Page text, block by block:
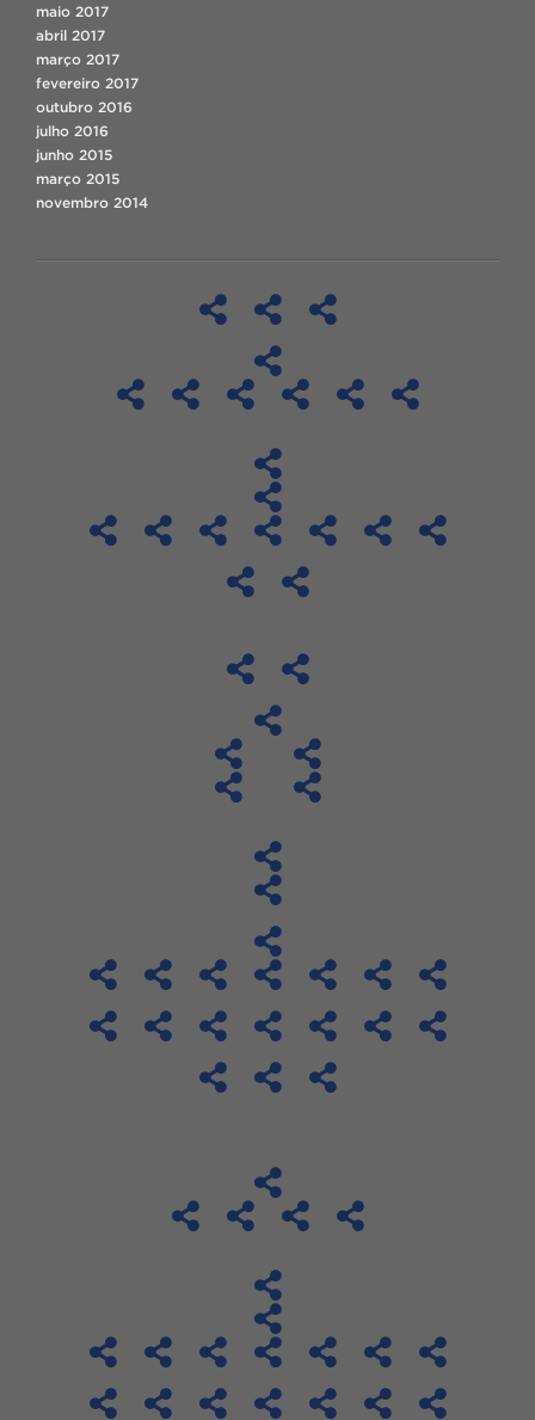
maio 2017
abril 2017
março 2017
fevereiro 2017
outubro 2016
julho 2016
junho 2015
março 2015
novembro 2014